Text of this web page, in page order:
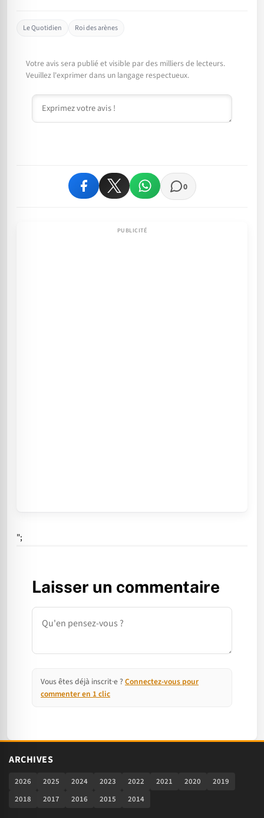
Le Quotidien Roi des arènes
Votre avis sera publié et visible par des milliers de lecteurs.
Veuillez l'exprimer dans un langage respectueux.
Commentaire
0
";
Laisser un commentaire
Commentaire
Vous êtes déjà inscrit·e ? Connectez-vous pour
commenter en 1 clic
ARCHIVES
2026 2025 2024 2023 2022 2021 2020
2019
2018
2017 2016 2015 2014